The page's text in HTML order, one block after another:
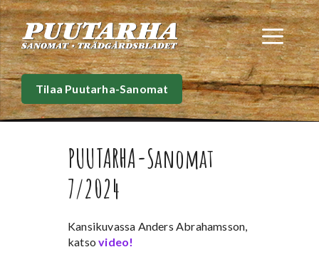
Siirry
sisältöön
Tilaa Puutarha-Sanomat
PUUTARHA-Sanomat
7/2024
Kansikuvassa Anders Abrahamsson,
katsovideo!